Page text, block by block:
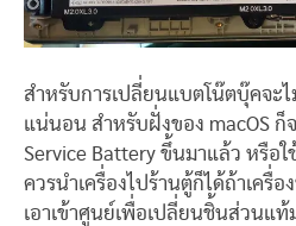
สำหรับการเปลี่ยนแบตโน๊ตบุ๊คจะไ
แน่นอน สำหรับฝั่งของ macOS ก็
Service Battery ขึ้นมาแล้ว หรือใ
ควรนำเครื่องไปร้านตู้ก็ได้ถ้าเครื่
เอาเข้าศูนย์เพื่อเปลี่ยนชิ้นส่วนแท้